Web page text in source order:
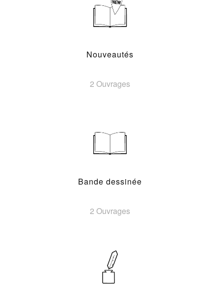
Nouveautés
2 Ouvrages
Bande dessinée
2 Ouvrages